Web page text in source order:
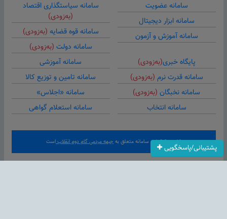
پشتیبانی/پاسخگویی
سامانه عضویت
سامانه ابزار دیجیتال
سامانه آموزش و آزمون
سامانه سیاستگذاری اقتصاد
(به‌زودی)
سامانه قوه قضایه (به‌زودی)
سامانه دولت (به‌زودی)
پایگاه خبری(به‌زودی)
سامانه قدرت نرم (به‌زودی)
سامانه نخبگان (به‌زودی)
سامانه انتخاب
سامانه آموزشی
سامانه تامین و توزیع کالا
سامانه «اجلاس»
سامانه استعلام گواهی
کلیه حقوق این سامانه متعلق به جبهه مردمی گام دوم انقلاباست